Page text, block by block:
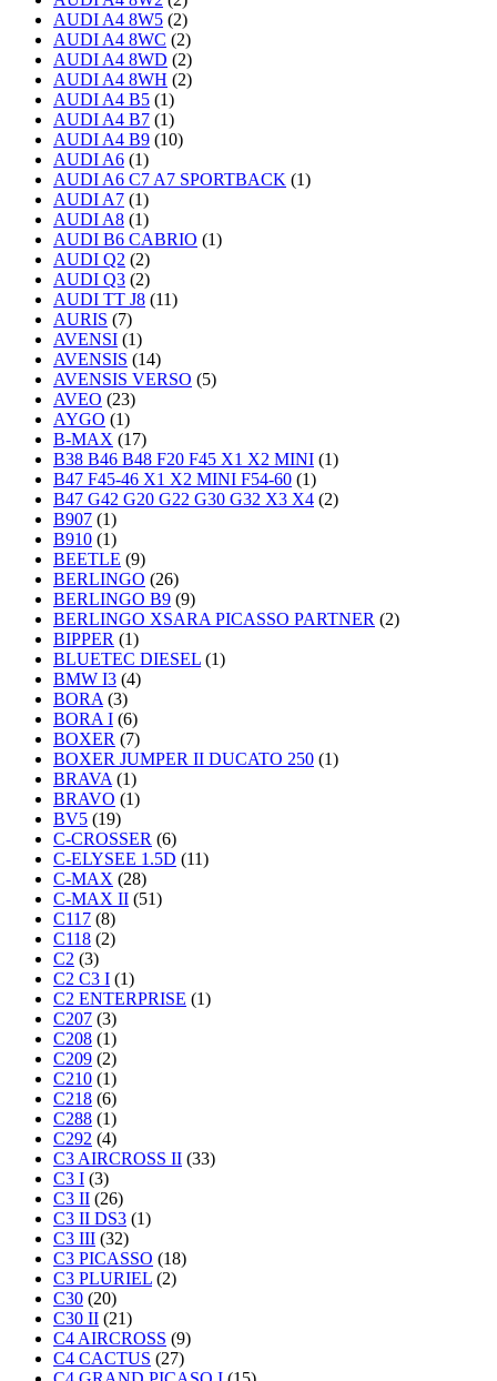
AUDI A4 8W5 (2)
AUDI A4 8WC (2)
AUDI A4 8WD (2)
AUDI A4 8WH (2)
AUDI A4 B5 (1)
AUDI A4 B7 (1)
AUDI A4 B9 (10)
AUDI A6 (1)
AUDI A6 C7 A7 SPORTBACK (1)
AUDI A7 (1)
AUDI A8 (1)
AUDI B6 CABRIO (1)
AUDI Q2 (2)
AUDI Q3 (2)
AUDI TT J8 (11)
AURIS (7)
AVENSI (1)
AVENSIS (14)
AVENSIS VERSO (5)
AVEO (23)
AYGO (1)
B-MAX (17)
B38 B46 B48 F20 F45 X1 X2 MINI (1)
B47 F45-46 X1 X2 MINI F54-60 (1)
B47 G42 G20 G22 G30 G32 X3 X4 (2)
B907 (1)
B910 (1)
BEETLE (9)
BERLINGO (26)
BERLINGO B9 (9)
BERLINGO XSARA PICASSO PARTNER (2)
BIPPER (1)
BLUETEC DIESEL (1)
BMW I3 (4)
BORA (3)
BORA I (6)
BOXER (7)
BOXER JUMPER II DUCATO 250 (1)
BRAVA (1)
BRAVO (1)
BV5 (19)
C-CROSSER (6)
C-ELYSEE 1.5D (11)
C-MAX (28)
C-MAX II (51)
C117 (8)
C118 (2)
C2 (3)
C2 C3 I (1)
C2 ENTERPRISE (1)
C207 (3)
C208 (1)
C209 (2)
C210 (1)
C218 (6)
C288 (1)
C292 (4)
C3 AIRCROSS II (33)
C3 I (3)
C3 II (26)
C3 II DS3 (1)
C3 III (32)
C3 PICASSO (18)
C3 PLURIEL (2)
C30 (20)
C30 II (21)
C4 AIRCROSS (9)
C4 CACTUS (27)